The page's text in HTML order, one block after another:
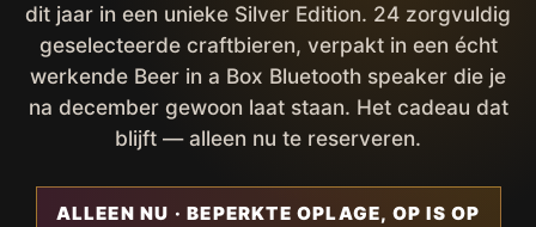
dit jaar in een unieke Silver Edition. 24 zorgvuldig
geselecteerde craftbieren, verpakt in een écht
werkende Beer in a Box Bluetooth speaker die je
na december gewoon laat staan. Het cadeau dat
blijft — alleen nu te reserveren.
ALLEEN NU · BEPERKTE OPLAGE, OP IS OP